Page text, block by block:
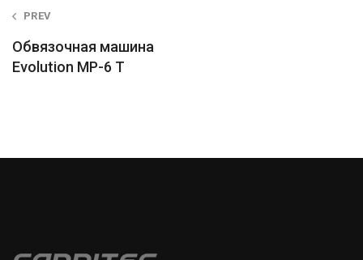
Post
navigation
PREV
Обвязочная машина
Evolution MP-6 T